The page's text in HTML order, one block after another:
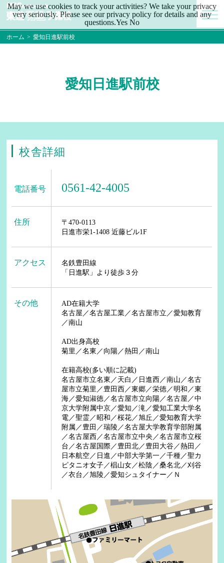
ホーム > 愛知日進駅前校
愛知日進駅前校
校舎詳細
電話番号 0561-42-4005
住所
〒470-0113
日進市栄1-1408 近藤ビル1F
アクセス
名鉄豊田線
「日進駅」より徒歩３分
その他
AD在籍大学
名古屋／名古屋工業／名古屋市立／愛知教育
／南山
AD出身高校
菊里／名東／向陽／熱田／南山
在籍高校(多い順に記載)
名古屋市立名東／天白／日進西／南山／名古
屋市立菊里／豊田西／東郷／栄徳／明和／東
海／愛知淑徳／名古屋市立向陽／名古屋／中
京大学附属中京／愛知／滝／愛知工業大学名
電／聖霊／昭和／桜花／旭丘／愛知教育大学
附属／豊田／瑞陵／名古屋大学教育学部附属
／名古屋西／名古屋市立中央／名古屋市立桜
台／名古屋国際／豊田北／豊田大谷／熱田／
日本航空／日進／中部大学第一／千種／聖カ
ピタニオ女子／椙山女／松陰／桑名北／刈谷
／衣台／旭陵／愛知シュタイナー／Ｎ
May we use cookies to track your activities? We take your privacy
very seriously. Please see our privacy policy for details and any
questions.Yes No